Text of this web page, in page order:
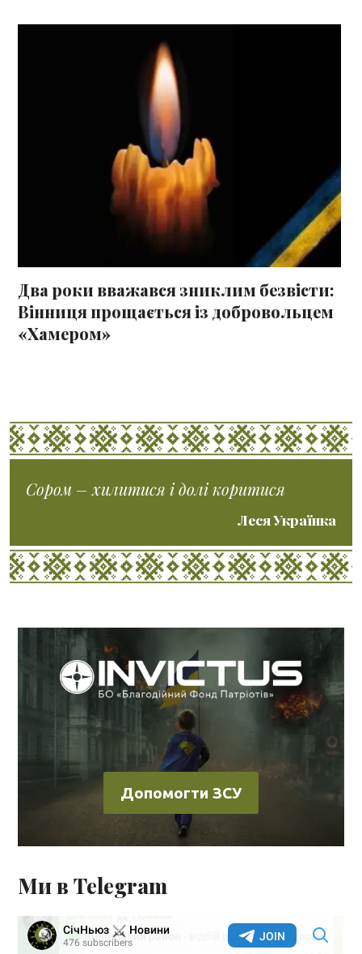
Два роки вважався зниклим безвісти:
Вінниця прощається із добровольцем
«Хамером»
Сором – хилитися і долі коритися
Леся Українка
Допомогти ЗСУ
Ми в Telegram